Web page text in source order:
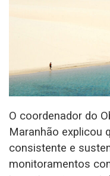
O coordenador do
Maranhão explicou
consistente e
monitoramentos